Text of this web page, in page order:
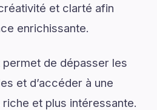
et clarté afin
enrichissante.
de dépasser les
et d’accéder à une
et plus intéressante.